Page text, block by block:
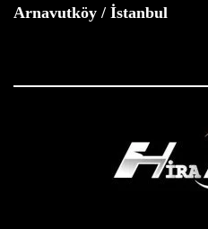
Arnavutköy / İstanbul